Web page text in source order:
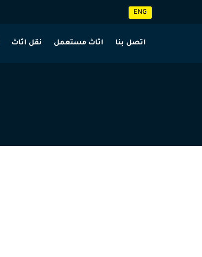
ENG
نقل اثاث اثاث مستعمل اتصل بنا